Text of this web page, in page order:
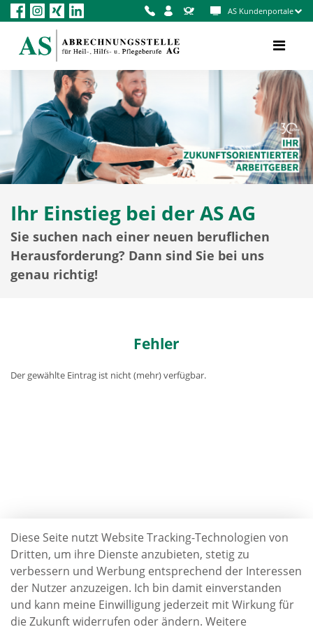
AS Kundenportale
Ihr Einstieg bei der AS AG
Sie suchen nach einer neuen beruflichen
Herausforderung? Dann sind Sie bei uns
genau richtig!
Fehler
Der gewählte Eintrag ist nicht (mehr) verfügbar.
Diese Seite nutzt Website Tracking-Technologien von
Dritten, um ihre Dienste anzubieten, stetig zu
verbessern und Werbung entsprechend der Interessen
der Nutzer anzuzeigen. Ich bin damit einverstanden
und kann meine Einwilligung jederzeit mit Wirkung für
die Zukunft widerrufen oder ändern. Weitere